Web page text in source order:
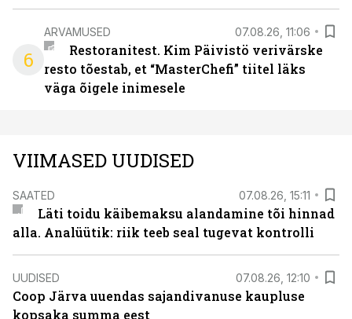
6
ARVAMUSED 07.08.26, 11:06
Restoranitest. Kim Päivistö verivärske
resto tõestab, et “MasterChefi” tiitel läks
väga õigele inimesele
VIIMASED UUDISED
SAATED 07.08.26, 15:11
Läti toidu käibemaksu alandamine tõi hinnad
alla. Analüütik: riik teeb seal tugevat kontrolli
UUDISED 07.08.26, 12:10
Coop Järva uuendas sajandivanuse kaupluse
kopsaka summa eest